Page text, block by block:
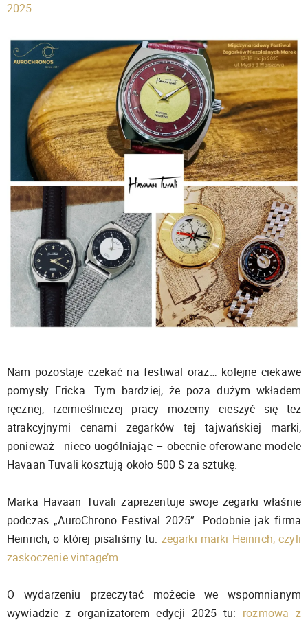
2025.
Nam pozostaje czekać na festiwal oraz… kolejne ciekawe
pomysły Ericka. Tym bardziej, że poza dużym wkładem
ręcznej, rzemieślniczej pracy możemy cieszyć się też
atrakcyjnymi cenami zegarków tej tajwańskiej marki,
ponieważ - nieco uogólniając – obecnie oferowane modele
Havaan Tuvali kosztują około 500 $ za sztukę.
Marka Havaan Tuvali zaprezentuje swoje zegarki właśnie
podczas „AuroChrono Festival 2025”. Podobnie jak firma
Heinrich, o której pisaliśmy tu: zegarki marki Heinrich, czyli
zaskoczenie vintage’m.
O wydarzeniu przeczytać możecie we wspomnianym
wywiadzie z organizatorem edycji 2025 tu: rozmowa z